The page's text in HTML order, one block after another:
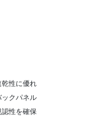
性に優れ
クパネル
性を確保